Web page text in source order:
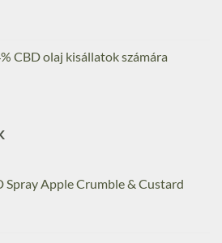
CBD olaj kisállatok számára
Spray Apple Crumble & Custard